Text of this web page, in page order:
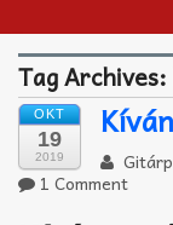
Tag Archives:
OKT
19
2019
1 Comment